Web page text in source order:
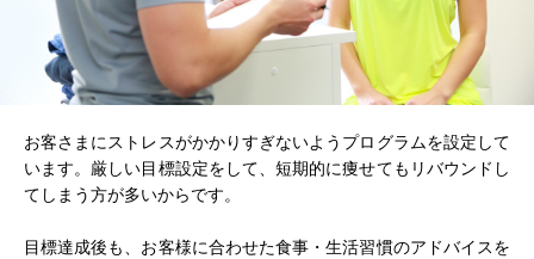
お客さまにストレスがかかりすぎないようプログラムを設定して
います。厳しい目標設定をして、短期的に痩せてもリバウンドし
てしまう方が多いからです。
目標達成後も、お客様に合わせた食事・生活習慣のアドバイスを